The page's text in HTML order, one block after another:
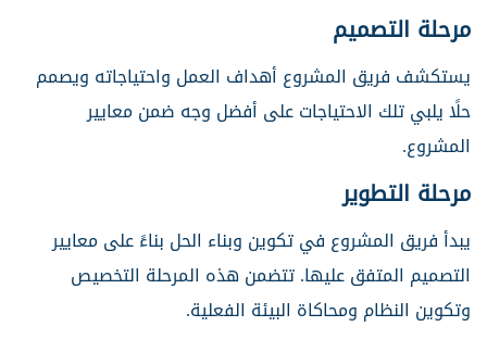
مرحلة التصميم
يستكشف فريق المشروع أهداف العمل واحتياجاته ويصمم
حلًا يلبي تلك الاحتياجات على أفضل وجه ضمن معايير
المشروع.
مرحلة التطوير
يبدأ فريق المشروع في تكوين وبناء الحل بناءً على معايير
التصميم المتفق عليها. تتضمن هذه المرحلة التخصيص
وتكوين النظام ومحاكاة البيئة الفعلية.